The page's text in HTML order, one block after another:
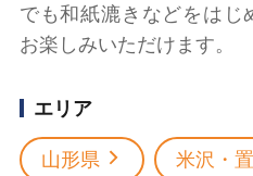
でも和紙漉きなどをはじ
お楽しみいただけます。
エリア
山形県 米沢・